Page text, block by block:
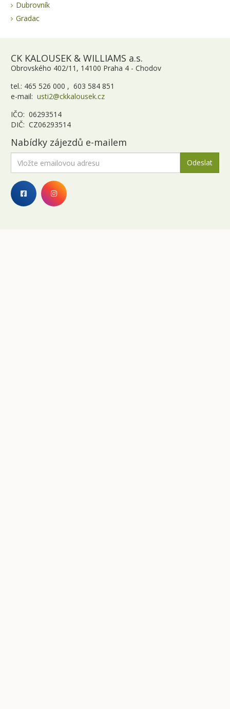
Dubrovník
Gradac
CK KALOUSEK & WILLIAMS a.s.
Obrovského 402/11, 14100 Praha 4 - Chodov
tel.: 465 526 000 , 603 584 851
e-mail: usti2@ckkalousek.cz
IČO: 06293514
DIČ: CZ06293514
Nabídky zájezdů e-mailem